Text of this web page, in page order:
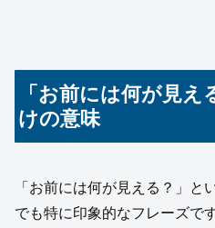
「お前には何が見
けの意味
「お前には何が見える？」と
でも特に印象的なフレーズで